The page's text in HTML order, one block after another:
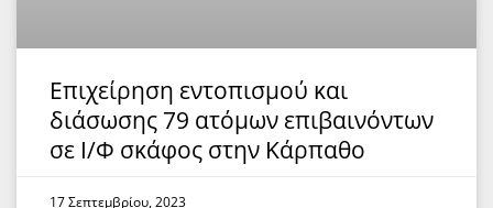
Επιχείρηση εντοπισμού και
διάσωσης 79 ατόμων επιβαινόντων
σε Ι/Φ σκάφος στην Κάρπαθο
17 Σεπτεμβρίου, 2023